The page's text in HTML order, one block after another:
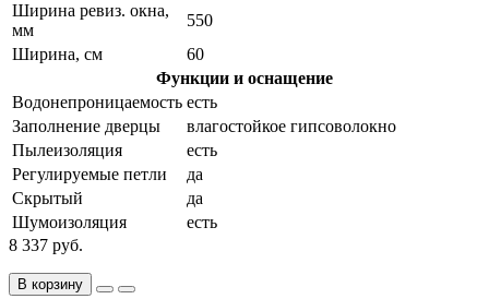
Ширина ревиз. окна,
мм
550
Ширина, см
60
Функции и оснащение
Водонепроницаемость есть
Заполнение дверцы
влагостойкое гипсоволокно
Пылеизоляция
есть
Регулируемые петли
да
Скрытый
да
Шумоизоляция
есть
8 337 руб.
В корзину